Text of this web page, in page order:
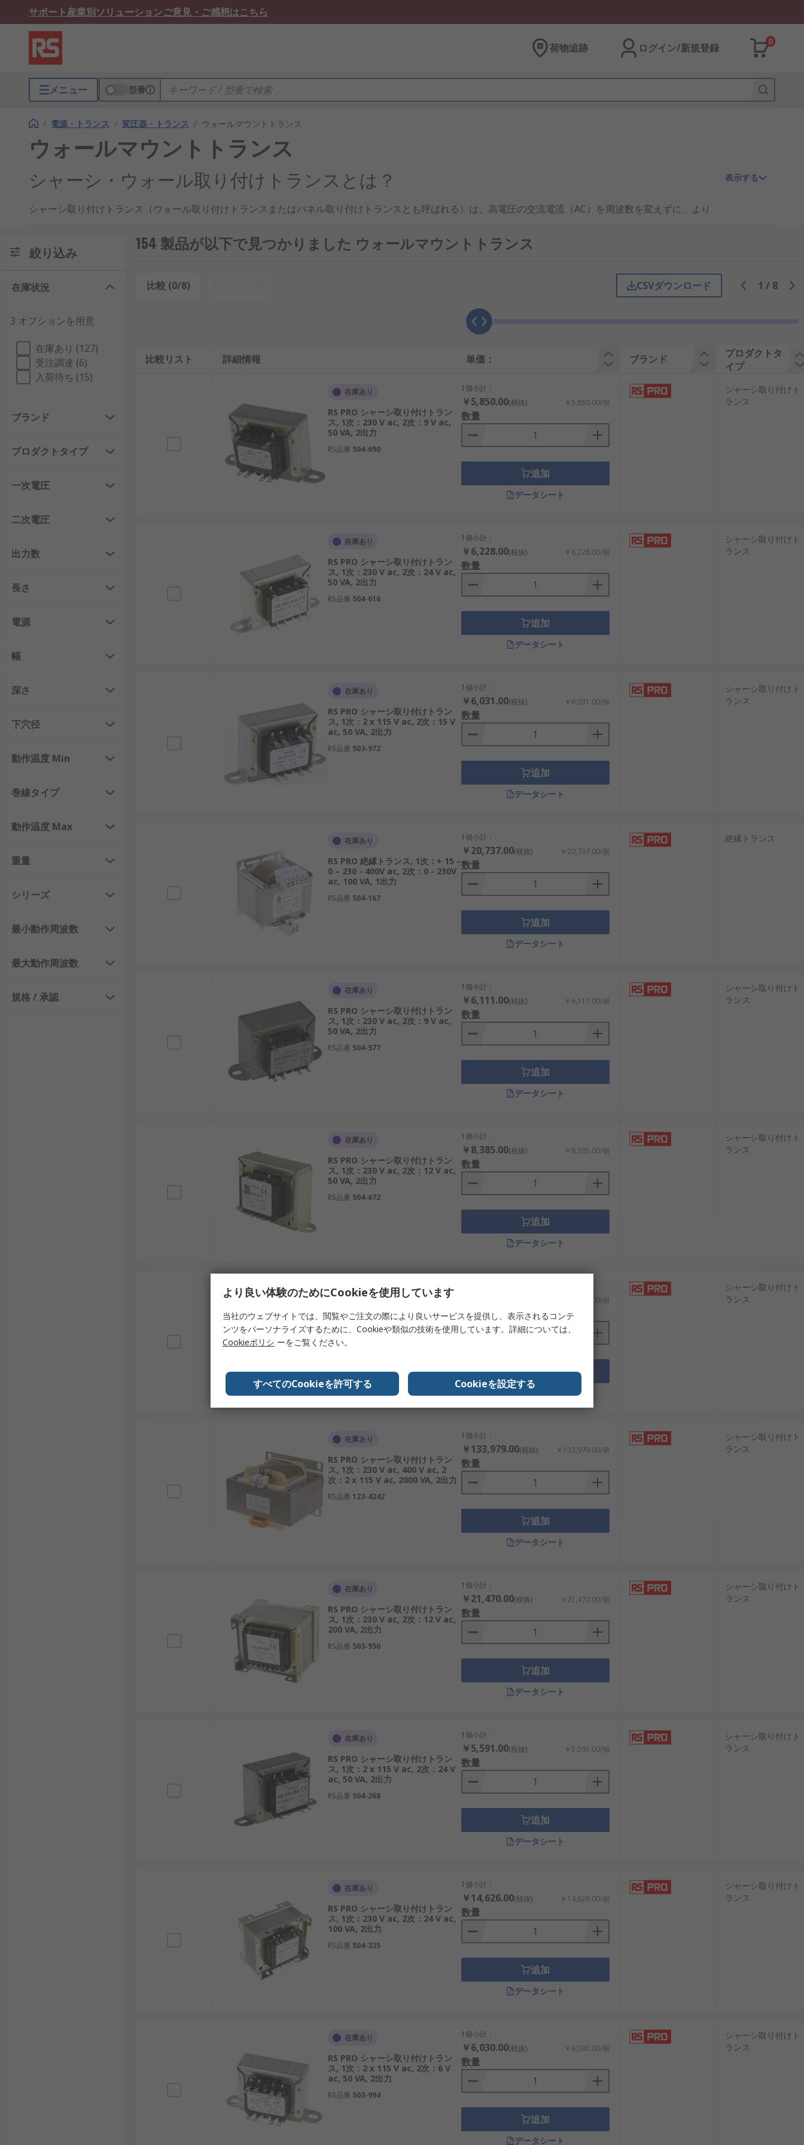
サポート産業別ソリューションご意見・ご感想はこちら
荷物追跡 ログイン/新規登録
0
メニュー 型番
/ 電源・トランス / 変圧器・トランス / ウォールマウントトランス
ウォールマウントトランス
シャーシ・ウォール取り付けトランスとは？
シャーシ取り付けトランス（ウォール取り付けトランスまたはパネル取り付けトランスとも呼ばれる）は、高電圧の交流電流（AC）を周波数を変えずに、より
に直接取り付けるように設計されており、システム全体の信頼性を高める安全で安定したセットアップを提供します。
まで、さまざまなタイプの機器に統合するのに最適です。
シャーシ取り付けトランスは、コイル間の磁気誘導の原理を利用して、電流および/または電圧レベルを効率的に変換します。トランスのコアに巻かれた一次巻
線にAC電源が適用される場合、磁場が発生します。この磁場は二次巻線に電圧を誘導し、電圧出力は一次コイルと二次コイルの巻数比によって決まります。こ
の方法により、トランスは入力電流の周波数を変えずに出力電圧を調整できるため、供給される電力が安定し、デバイスの要件に適合していることが保証され
ます。
シャーシ取り付けトランスは、フレームまたはブラケットの穴を使用してシャーシまたは パネル
にしっかりと取り付けられるように特別に設計されており、設
置が簡単になるだけでなく、電源を供給する電子システムの動作安定性と安全性も向上します。これにより、自動車や産業環境で使用されるシステムなど、コ
ンパクトな形状で信頼性の高い電力を必要とするアプリケーションに特に適しています。
シャーシ取り付けトランスは何に使用されますか？
シャーシ取り付けトランスは、電気の安全性と機能性を高めるために、さまざまな分野で使用されている多目的デバイスです。用途には次のものがあります:
: これらのトランスは、繊細な通信デバイスを保護し、中断のないサービスを保証し、信号の整合性を高めます。
、空調などの操作を最適化してエネルギー効率と居住者の快適性を向上させる上で極めて
: エネルギー管理システムでは、これらの変圧器は正確な電力配分と効率的な電力使用を保証することで重要な役割を果た
します。これは、運用コストの削減と持続可能性の支援に不可欠です。
: これらのデバイスによる信頼性の高い電力変換により、HVAC システムがスムーズに動作し、さまざまな負荷条件下でも一貫した
パフォーマンスが維持されます。
AC を低電圧に変換することで、さまざまな電子機器に安定した電力を供給する上で不可欠です。
照明制御システム
れるようにします。
: 自動車アプリケーションでは、車両電子システムの信頼性と効率性を高め、基本的な車両機能から高度な運転支援システムまです
べてをサポートします。
トランスの取り付けタイプ
の取り付けタイプの選択は、配電システムの効率と信頼性だけでなく、安全性、メンテナンス要件、環境への統合にも影響を与える多面的な決定で
す。一般的な取り付けタイプは次のとおりです。
柱上設置変圧器
し、風雨にさらされるとメンテナンスの課題が増す可能性があります。
パッド設置変圧器
: コンクリートのパッド上の施錠可能な金属製の筐体に安全に収納されるこれらの変圧器は、地下電力線があるエリアで一般的に使用さ
変電所変圧器 : 変電所の主要コンポーネントで、高電圧を処理し、広範囲の電力網にわたる電力の送電と配電に不可欠です。
: 特定のサイトのニーズに合わせてカスタマイズ可能で、特定の配置によって運用効率が向上する場合に使用されます。
地上設置型変圧器
: 工業環境でよく使用され、地面または単純な土台に直接設置されるため、メンテナンスのために簡単にアクセスできますが、環境への
屋内設置型変圧器
: 都市環境に最適で、電力インフラの視覚的および物理的なフットプリントを最小限に抑えますが、メンテナンスと換気に特有の課題があ
ります。
シャーシ・ウォール取り付けトランスのメーカー
などのシャーシ取り付けトランス製品を豊富に取り揃えています。
シャーシ・ウォール取り付けトランス用 RSコンポーネントのご紹介
り付けトランスを卸売価格で提供しています。シャーシ・ウォール取り付けトランスを選択する際、RSはおすすめ品と交換部品を低価格で提供します。配送サ
をご覧ください。
表示する
絞り込み
在庫状況
3 オプションを用意
在庫あり (127)
受注調達 (6)
入荷待ち (15)
ブランド
プロダクトタイプ
一次電圧
二次電圧
出力数
長さ
電源
幅
深さ
下穴径
動作温度 Min
巻線タイプ
動作温度 Max
重量
シリーズ
最小動作周波数
最大動作周波数
規格 / 承認
154 製品が以下で見つかりました ウォールマウントトランス
比較 (0/8) CSVダウンロード 1 / 8
比較リスト 詳細情報 単価： ブランド
プロダクトタ
イプ
在庫あり
RS PRO シャーシ取り付けトラン
ス, 1次：230 V ac, 2次：9 V ac,
50 VA, 2出力
RS品番 504-690
1個小計：
￥5,850.00(税抜) ￥5,850.00/個
数量
追加
データシート
シャーシ取り付けト
ランス
在庫あり
RS PRO シャーシ取り付けトラン
ス, 1次：230 V ac, 2次：24 V ac,
50 VA, 2出力
RS品番 504-616
1個小計：
￥6,228.00(税抜) ￥6,228.00/個
数量
追加
データシート
シャーシ取り付けト
ランス
在庫あり
RS PRO シャーシ取り付けトラン
ス, 1次：2 x 115 V ac, 2次：15 V
ac, 50 VA, 2出力
RS品番 503-972
1個小計：
￥6,031.00(税抜) ￥6,031.00/個
数量
追加
データシート
シャーシ取り付けト
ランス
在庫あり
RS PRO 絶縁トランス, 1次：+ 15 –
0 – 230 - 400V ac, 2次：0 - 230V
ac, 100 VA, 1出力
RS品番 504-167
1個小計：
￥20,737.00(税抜) ￥20,737.00/個
数量
追加
データシート
絶縁トランス
在庫あり
RS PRO シャーシ取り付けトラン
ス, 1次：230 V ac, 2次：9 V ac,
50 VA, 2出力
RS品番 504-577
1個小計：
￥6,111.00(税抜) ￥6,111.00/個
数量
追加
データシート
シャーシ取り付けト
ランス
在庫あり
RS PRO シャーシ取り付けトラン
ス, 1次：230 V ac, 2次：12 V ac,
50 VA, 2出力
RS品番 504-672
1個小計：
￥8,385.00(税抜) ￥8,385.00/個
数量
追加
データシート
シャーシ取り付けト
ランス
在庫あり
RS PRO シャーシ取り付けトラン
ス, 1次：230 V ac, 2次：9 V ac,
50 VA, 2出力
RS品番
￥8,385.00/個
数量
追加
データシート
シャーシ取り付けト
ランス
在庫あり
RS PRO シャーシ取り付けトラン
ス, 1次：230 V ac, 400 V ac, 2
次：2 x 115 V ac, 2000 VA, 2出力
RS品番 123-4242
1個小計：
￥133,979.00(税抜) ￥133,979.00/個
数量
追加
データシート
シャーシ取り付けト
ランス
在庫あり
RS PRO シャーシ取り付けトラン
ス, 1次：230 V ac, 2次：12 V ac,
200 VA, 2出力
RS品番 503-950
1個小計：
￥21,470.00(税抜) ￥21,470.00/個
数量
追加
データシート
シャーシ取り付けト
ランス
在庫あり
RS PRO シャーシ取り付けトラン
ス, 1次：2 x 115 V ac, 2次：24 V
ac, 50 VA, 2出力
RS品番 504-268
1個小計：
￥5,591.00(税抜) ￥5,591.00/個
数量
追加
データシート
シャーシ取り付けト
ランス
在庫あり
RS PRO シャーシ取り付けトラン
ス, 1次：230 V ac, 2次：24 V ac,
100 VA, 2出力
RS品番 504-335
1個小計：
￥14,626.00(税抜) ￥14,626.00/個
数量
追加
データシート
シャーシ取り付けト
ランス
在庫あり
RS PRO シャーシ取り付けトラン
ス, 1次：2 x 115 V ac, 2次：6 V
ac, 50 VA, 2出力
RS品番 503-994
1個小計：
￥6,030.00(税抜) ￥6,030.00/個
数量
追加
データシート
シャーシ取り付けト
ランス
より良い体験のためにCookieを使用しています
当社のウェブサイトでは、閲覧やご注文の際により良いサービスを提供し、表示されるコンテ
ンツをパーソナライズするために、Cookieや類似の技術を使用しています。詳細については、
Cookieポリシ ーをご覧ください。
すべてのCookieを許可する Cookieを設定する